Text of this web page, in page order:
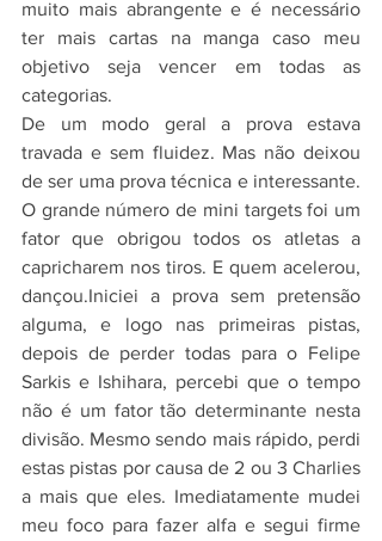
muito mais abrangente e é necessário
ter mais cartas na manga caso meu
objetivo seja vencer em todas as
categorias.
De um modo geral a prova estava
travada e sem fluidez. Mas não deixou
de ser uma prova técnica e interessante.
O grande número de mini targets foi um
fator que obrigou todos os atletas a
capricharem nos tiros. E quem acelerou,
dançou.Iniciei a prova sem pretensão
alguma, e logo nas primeiras pistas,
depois de perder todas para o Felipe
Sarkis e Ishihara, percebi que o tempo
não é um fator tão determinante nesta
divisão. Mesmo sendo mais rápido, perdi
estas pistas por causa de 2 ou 3 Charlies
a mais que eles. Imediatamente mudei
meu foco para fazer alfa e segui firme